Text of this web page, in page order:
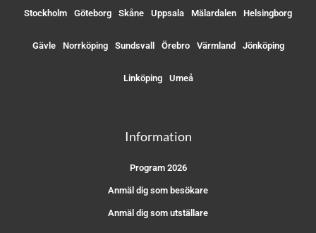
Stockholm Göteborg Skåne Uppsala Mälardalen Helsingborg
Gävle Norrköping Sundsvall Örebro Värmland Jönköping
Linköping Umeå
Information
Program 2026
Anmäl dig som besökare
Anmäl dig som utställare